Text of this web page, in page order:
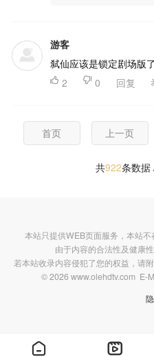
游客
弑仙应该是锁定剧场版了
 2  0 回复
首页 上一页
共922条数据
本站只提供WEB页面服务，本站
由于内容的合法性及健康
若本站收录内容侵犯了您的权益，请
© 2026 www.olehdtv.com E-
 